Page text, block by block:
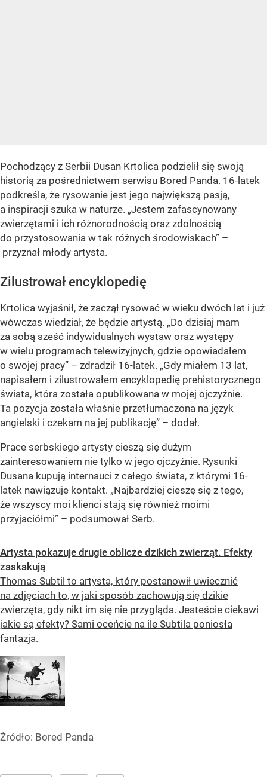
Pochodzący z Serbii Dusan Krtolica podzielił się swoją
historią za pośrednictwem serwisu Bored Panda. 16-latek
podkreśla, że rysowanie jest jego największą pasją,
a inspiracji szuka w naturze. „Jestem zafascynowany
zwierzętami i ich różnorodnością oraz zdolnością
do przystosowania w tak różnych środowiskach” –
przyznał młody artysta.
Zilustrował encyklopedię
Krtolica wyjaśnił, że zaczął rysować w wieku dwóch lat i już
wówczas wiedział, że będzie artystą. „Do dzisiaj mam
za sobą sześć indywidualnych wystaw oraz występy
w wielu programach telewizyjnych, gdzie opowiadałem
o swojej pracy” – zdradził 16-latek. „Gdy miałem 13 lat,
napisałem i zilustrowałem encyklopedię prehistorycznego
świata, która została opublikowana w mojej ojczyźnie.
Ta pozycja została właśnie przetłumaczona na język
angielski i czekam na jej publikację” – dodał.
Prace serbskiego artysty cieszą się dużym
zainteresowaniem nie tylko w jego ojczyźnie. Rysunki
Dusana kupują internauci z całego świata, z którymi 16-
latek nawiązuje kontakt. „Najbardziej cieszę się z tego,
że wszyscy moi klienci stają się również moimi
przyjaciółmi” – podsumował Serb.
Artysta pokazuje drugie oblicze dzikich zwierząt. Efekty
zaskakują
Thomas Subtil to artysta, który postanowił uwiecznić
na zdjęciach to, w jaki sposób zachowują się dzikie
zwierzęta, gdy nikt im się nie przygląda. Jesteście ciekawi
jakie są efekty? Sami oceńcie na ile Subtila poniosła
fantazja.
Źródło: Bored Panda